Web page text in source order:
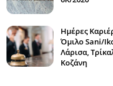
Ημέρες
Όμιλο Sani/
Λάρισα,
Κοζάνη